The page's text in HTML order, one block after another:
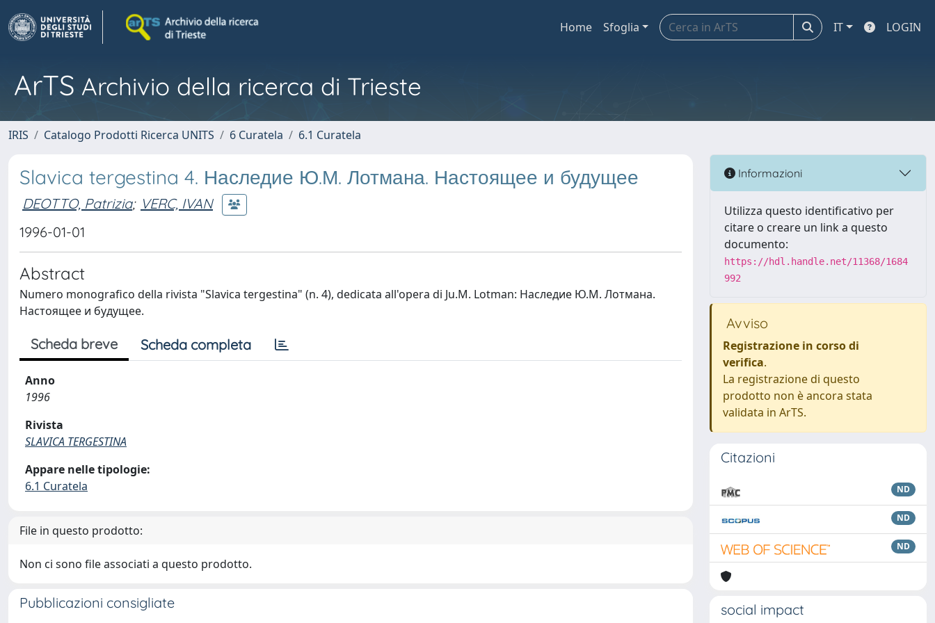
Home Sfoglia IT LOGIN
ArTS Archivio della ricerca di Trieste
IRIS Catalogo Prodotti Ricerca UNITS 6 Curatela 6.1 Curatela
Slavica tergestina 4. Наследие Ю.М. Лотмана. Настоящее и будущее
DEOTTO, Patrizia; VERC, IVAN
1996-01-01
Abstract
Numero monografico della rivista "Slavica tergestina" (n. 4), dedicata all'opera di Ju.M. Lotman: Наследие Ю.М. Лотмана.
Настоящее и будущее.
Scheda breve Scheda completa
Anno
1996
Rivista
SLAVICA TERGESTINA
Appare nelle tipologie:
6.1 Curatela
File in questo prodotto:
Non ci sono file associati a questo prodotto.
Pubblicazioni consigliate
Informazioni
Utilizza questo identificativo per
citare o creare un link a questo
documento:
https://hdl.handle.net/11368/1684
992
Avviso
Registrazione in corso di
verifica.
La registrazione di questo
prodotto non è ancora stata
validata in ArTS.
Citazioni
ND
ND
ND
social impact